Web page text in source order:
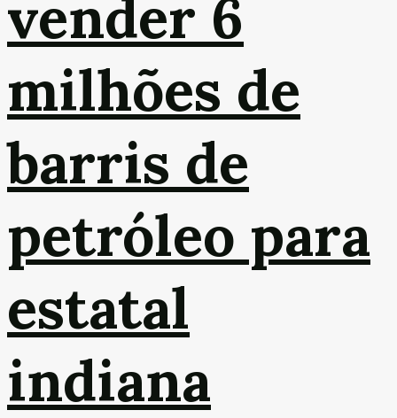
vender 6
milhões de
barris de
petróleo para
estatal
indiana